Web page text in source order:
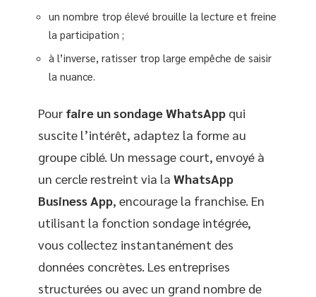
un nombre trop élevé brouille la lecture et freine
la participation ;
à l’inverse, ratisser trop large empêche de saisir
la nuance.
Pour faire un sondage WhatsApp qui
suscite l’intérêt, adaptez la forme au
groupe ciblé. Un message court, envoyé à
un cercle restreint via la WhatsApp
Business App, encourage la franchise. En
utilisant la fonction sondage intégrée,
vous collectez instantanément des
données concrètes. Les entreprises
structurées ou avec un grand nombre de